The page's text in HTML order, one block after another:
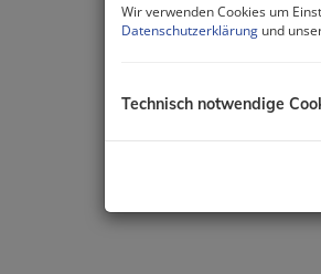
Wir verwenden Cookies um
Datenschutzerklärung und
Technisch notwendige